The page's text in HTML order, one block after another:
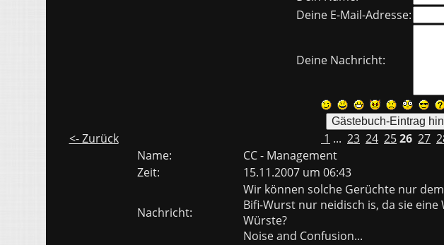
Deine E-Mail-Adresse:
Deine Nachricht:
<- Zurück 1 ... 23 24 2526 27
Name:
CC - Management
Zeit:
15.11.2007 um 06:43
Nachricht:
Wir können solche Gerüchte nur
Bifi-Wurst nur neidisch is, da sie
Würste?
Noise and Confusion...